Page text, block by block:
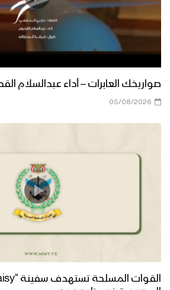
صواريخك العابرات – أداء عبدالسلام القحوم
05/08/2026